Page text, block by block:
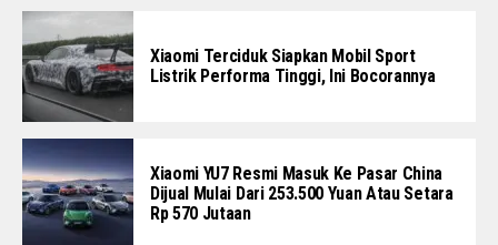
Xiaomi Terciduk Siapkan Mobil Sport
Listrik Performa Tinggi, Ini Bocorannya
Xiaomi YU7 Resmi Masuk Ke Pasar China
Dijual Mulai Dari 253.500 Yuan Atau Setara
Rp 570 Jutaan